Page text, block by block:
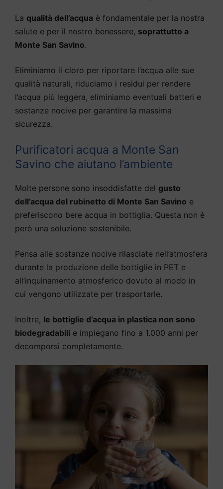
La qualità dell’acqua è fondamentale per la nostra
salute e per il nostro benessere, soprattutto a
Monte San Savino.
Eliminiamo il cloro per riportare l’acqua alle sue
qualità naturali, riduciamo i residui per rendere
l’acqua più leggera, eliminiamo eventuali batteri e
sostanze nocive per garantire la massima
sicurezza.
Purificatori acqua a Monte San
Savino che aiutano l’ambiente
Molte persone sono insoddisfatte del gusto
dell’acqua del rubinetto di Monte San Savino e
preferiscono bere acqua in bottiglia. Questa non è
però una soluzione sostenibile.
Pensa alle sostanze nocive rilasciate nell’atmosfera
durante la produzione delle bottiglie in PET e
all’inquinamento atmosferico dovuto al modo in
cui vengono utilizzate per trasportarle.
Inoltre, le bottiglie d’acqua in plastica non sono
biodegradabili e impiegano fino a 1.000 anni per
decomporsi completamente.